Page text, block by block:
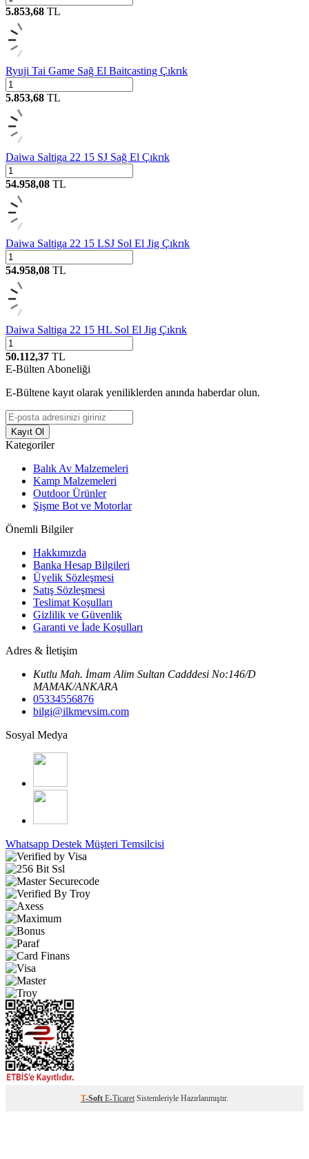
5.853,68 TL
Ryuji Tai Game Sağ El Baitcasting Çıkrık
5.853,68 TL
Daiwa Saltiga 22 15 SJ Sağ El Çıkrık
54.958,08 TL
Daiwa Saltiga 22 15 LSJ Sol El Jig Çıkrık
54.958,08 TL
Daiwa Saltiga 22 15 HL Sol El Jig Çıkrık
50.112,37 TL
E-Bülten Aboneliği
E-Bültene kayıt olarak yeniliklerden anında haberdar olun.
Kayıt Ol
Kategoriler
Balık Av Malzemeleri
Kamp Malzemeleri
Outdoor Ürünler
Şişme Bot ve Motorlar
Önemli Bilgiler
Hakkımızda
Banka Hesap Bilgileri
Üyelik Sözleşmesi
Satış Sözleşmesi
Teslimat Koşulları
Gizlilik ve Güvenlik
Garanti ve İade Koşulları
Adres & İletişim
Kutlu Mah. İmam Alim Sultan Cadddesi No:146/D
MAMAK/ANKARA
05334556876
bilgi@ilkmevsim.com
Sosyal Medya
Whatsapp Destek Müşteri Temsilcisi
T-Soft E-Ticaret Sistemleriyle Hazırlanmıştır.